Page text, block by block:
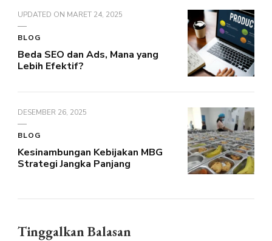
UPDATED ON MARET 24, 2025
BLOG
Beda SEO dan Ads, Mana yang
Lebih Efektif?
DESEMBER 26, 2025
BLOG
Kesinambungan Kebijakan MBG
Strategi Jangka Panjang
Tinggalkan Balasan